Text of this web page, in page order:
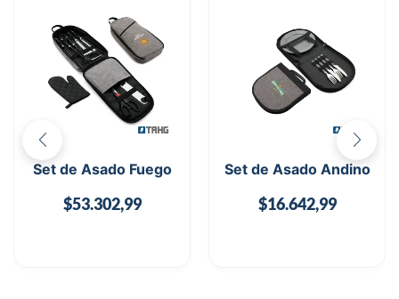
Set de Asado Fuego
$53.302,99
Set de Asado Andino
$16.642,99